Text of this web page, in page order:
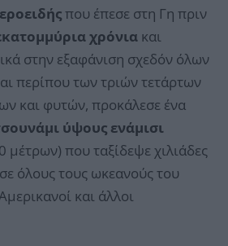
που έπεσε στη Γη πριν
χρόνια και
στην εξαφάνιση σχεδόν όλων
περίπου των τριών τετάρτων
και φυτών, προκάλεσε ένα
ύψους ενάμισι
μέτρων) που ταξίδεψε χιλιάδες
όλους τους ωκεανούς του
και άλλοι